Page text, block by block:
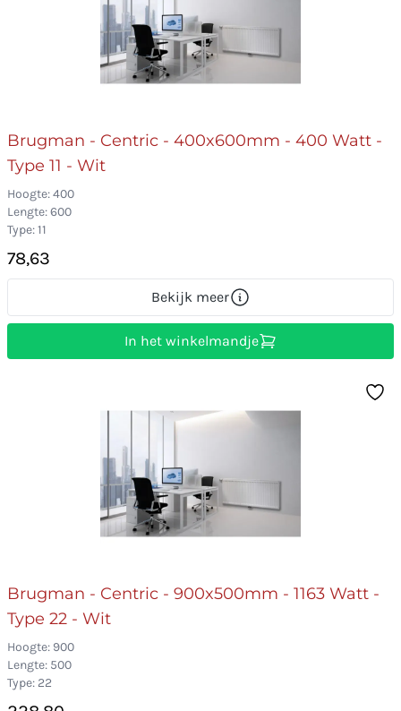
Brugman - Centric - 400x600mm - 400 Watt -
Type 11 - Wit
Hoogte: 400
Lengte: 600
Type: 11
78,63
Bekijk meer
In het winkelmandje
Brugman - Centric - 900x500mm - 1163 Watt -
Type 22 - Wit
Hoogte: 900
Lengte: 500
Type: 22